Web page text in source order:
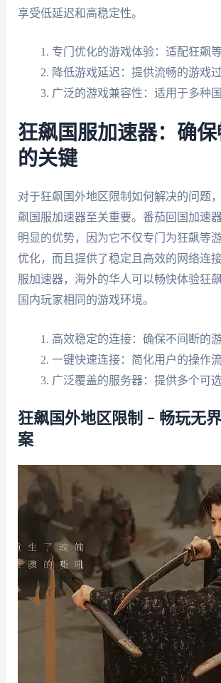
享受低延迟和高稳定性。
专门优化的游戏体验：适配狂飙等
降低游戏延迟：提供流畅的游戏过
广泛的游戏兼容性：适用于多种国
狂飙国服加速器：确
的关键
对于狂飙国外地区限制如何解决的问题
飙国服加速器至关重要。番茄回国加速
明显的优势，因为它不仅专门为狂飙等
优化，而且提供了稳定且高效的网络连
服加速器，海外的华人可以畅快体验狂
国内玩家相同的游戏环境。
高效稳定的连接：确保不间断的游
一键快速连接：简化用户的操作流
广泛覆盖的服务器：提供多个可选
狂飙国外地区限制 – 畅玩无
案